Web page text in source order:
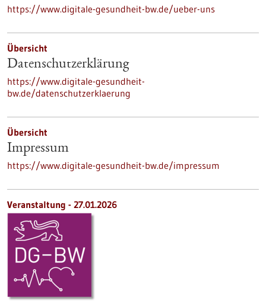
https://www.digitale-gesundheit-bw.de/ueber-uns
Übersicht
Datenschutzerklärung
https://www.digitale-gesundheit-
bw.de/datenschutzerklaerung
Übersicht
Impressum
https://www.digitale-gesundheit-bw.de/impressum
Veranstaltung - 27.01.2026